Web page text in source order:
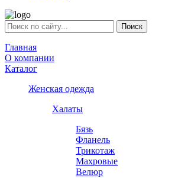
Главная
О компании
Каталог
Женская одежда
Халаты
Бязь
Фланель
Трикотаж
Махровые
Велюр